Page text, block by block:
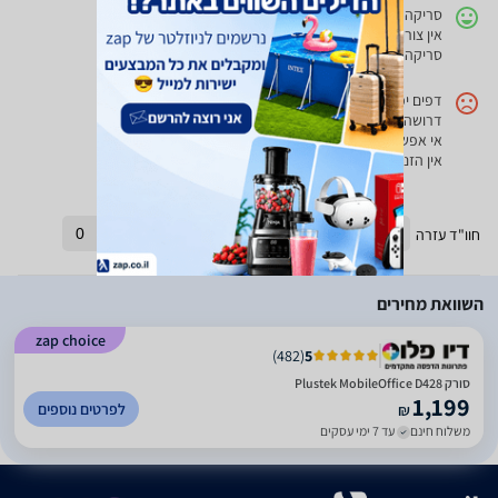
סריקה של שני צדי הדף בו-זמנית.
אין צורך לפתוח מכסה ולהניח מסמך על זכוכית.
סריקה איכותית ומהירה.
דפים יכולים להיתקע.
דרושה מיומנות להפעלה.
אי אפשר לסרוק דפים עבים.
אין הזנה אוטומטית.
חוו"ד עזרה 1
0
השוואת מחירים
zap choice
5
(
482
)
סורק Plustek MobileOffice D428
₪1,199
משלוח חינם עד 7 ימי עסקים
לפרטים נוספים